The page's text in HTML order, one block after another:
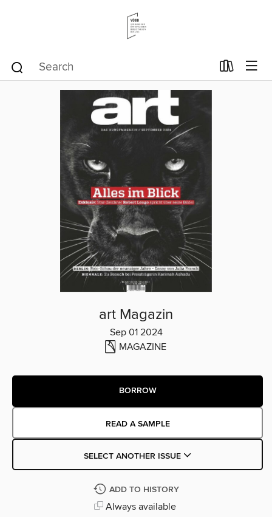
art Magazin
Sep 01 2024
MAGAZINE
BORROW
READ A SAMPLE
SELECT ANOTHER ISSUE
ADD TO HISTORY
Always available